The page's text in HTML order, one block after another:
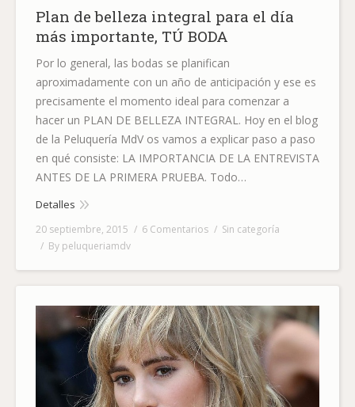
Plan de belleza integral para el día
más importante, TÚ BODA
Por lo general, las bodas se planifican
aproximadamente con un año de anticipación y ese es
precisamente el momento ideal para comenzar a
hacer un PLAN DE BELLEZA INTEGRAL. Hoy en el blog
de la Peluquería MdV os vamos a explicar paso a paso
en qué consiste: LA IMPORTANCIA DE LA ENTREVISTA
ANTES DE LA PRIMERA PRUEBA. Todo…
Detalles
20 septiembre, 2015 6 Comentarios
Sin categoría
By peluqueriamdv